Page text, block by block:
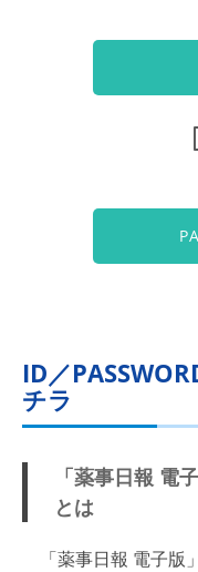
ID／
チラ
「薬事日報 電
とは
「薬事日報 電子版